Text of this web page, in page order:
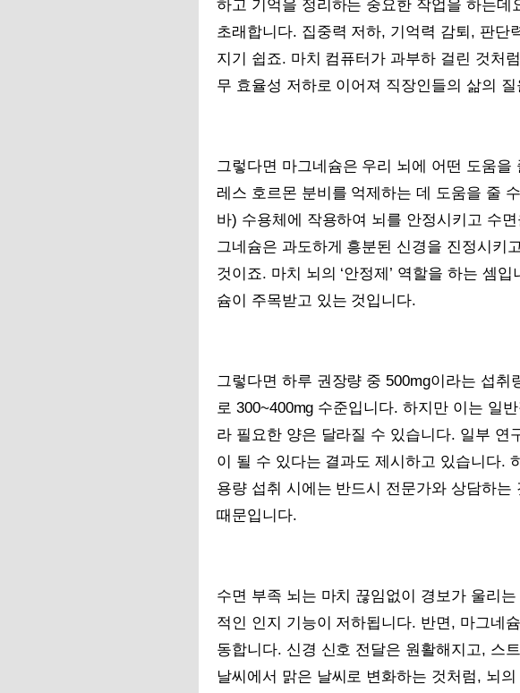
하고 기억을 정리하는 중요한 작업을 하는
초래합니다. 집중력 저하, 기억력 감퇴, 판단
지기 쉽죠. 마치 컴퓨터가 과부하 걸린 것처
무 효율성 저하로 이어져 직장인들의 삶의
그렇다면 마그네슘은 우리 뇌에 어떤 도움
레스 호르몬 분비를 억제하는 데 도움을 줄
바) 수용체에 작용하여 뇌를 안정시키고 수
그네슘은 과도하게 흥분된 신경을 진정시키
것이죠. 마치 뇌의 ‘안정제’ 역할을 하는 셈
슘이 주목받고 있는 것입니다.
그렇다면 하루 권장량 중 500mg이라는 섭
로 300~400mg 수준입니다. 하지만 이는 일
라 필요한 양은 달라질 수 있습니다. 일부 연
이 될 수 있다는 결과도 제시하고 있습니다.
용량 섭취 시에는 반드시 전문가와 상담하
때문입니다.
수면 부족 뇌는 마치 끊임없이 경보가 울리
적인 인지 기능이 저하됩니다. 반면, 마그네
동합니다. 신경 신호 전달은 원활해지고, 스
날씨에서 맑은 날씨로 변화하는 것처럼, 뇌